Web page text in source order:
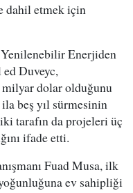
dahil etmek için
Enerjiden
ed Duveyc,
milyar dolar olduğunu
beş yıl sürmesinin
tarafın da projeleri üç
ifade etti.
Fuad Musa, ilk
ev sahipliği